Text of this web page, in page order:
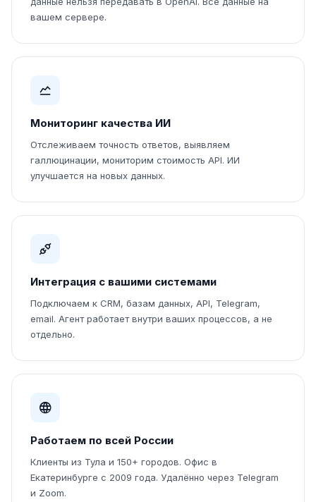
вашем сервере.
Мониторинг качества ИИ
Отслеживаем точность ответов, выявляем
галлюцинации, мониторим стоимость API. ИИ
улучшается на новых данных.
Интеграция с вашими системами
Подключаем к CRM, базам данных, API, Telegram,
email. Агент работает внутри ваших процессов, а не
отдельно.
Работаем по всей России
Клиенты из Тула и 150+ городов. Офис в
Екатеринбурге с 2009 года. Удалённо через Telegram
и Zoom.